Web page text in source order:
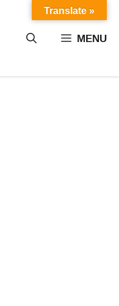
MENU
Translate »